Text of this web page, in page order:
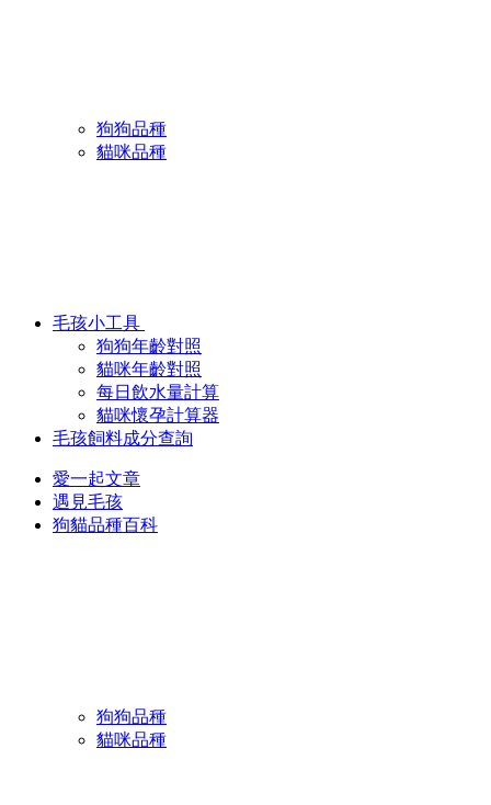
狗狗品種
貓咪品種
毛孩小工具
狗狗年齡對照
貓咪年齡對照
每日飲水量計算
貓咪懷孕計算器
毛孩飼料成分查詢
愛一起文章
遇見毛孩
狗貓品種百科
狗狗品種
貓咪品種